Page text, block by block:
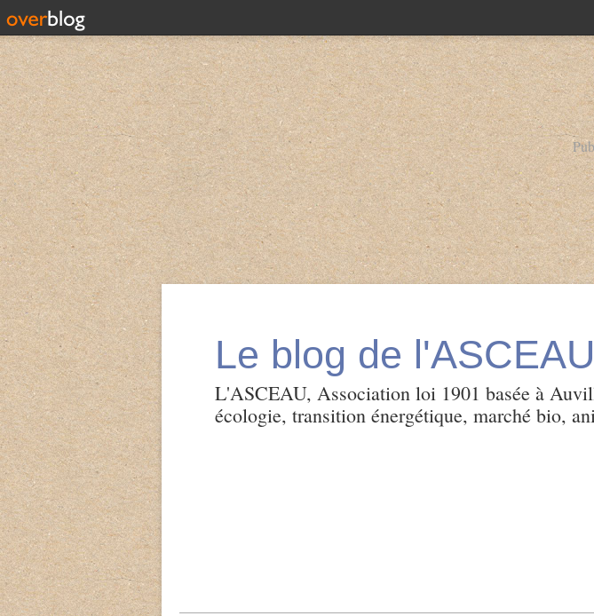
Le blog de l'ASCEAU
L'ASCEAU, Association loi 1901 basée à
écologie, transition énergétique, marché bio,